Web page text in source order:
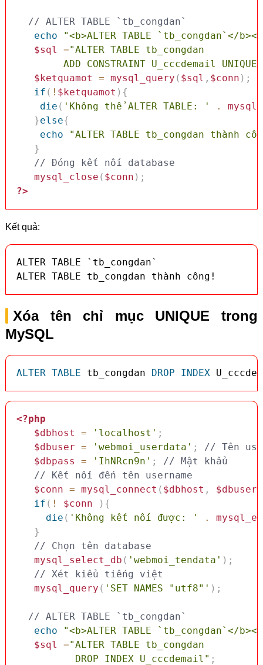
// ALTER TABLE `tb_congdan`
echo
"<b>ALTER TABLE `tb_congdan`</
$sql
="ALTER TABLE tb_congdan
ADD CONSTRAINT U_cccdemail UNIQUE
$ketquamot
= mysql_query ( $sql , $conn ) ;
if ( ! $ketquamot ) {
die ( 'Không thể ALTER TABLE: ' .
}else{
echo
"ALTER TABLE tb_congdan thành
}
// Đóng kết nối database
mysql_close ( $conn ) ;
?>
Kết quả:
ALTER TABLE `tb_congdan`
ALTER TABLE tb_congdan thành công!
Xóa tên chỉ mục UNIQUE trong
MySQL
ALTER TABLE tb_congdan DROP INDEX
<?php
$dbhost
= 'localhost' ;
$dbuser = 'webmoi_userdata' ;
// Tên
$dbpass
= 'IhNRcn9n' ;
// Mật khẩu
// Kết nối đến tên username
$conn = mysql_connect ( $dbhost , $dbuser
if ( ! $conn ) {
die ( 'Không kết nối được: ' .
}
// Chọn tên database
mysql_select_db ( 'webmoi_tendata' ) ;
// Xét kiểu tiếng việt
mysql_query ( 'SET NAMES "utf8"' ) ;
// ALTER TABLE `tb_congdan`
echo
"<b>ALTER TABLE `tb_congdan`</
$sql
="ALTER TABLE tb_congdan
          DROP INDEX U_cccdemail"
;